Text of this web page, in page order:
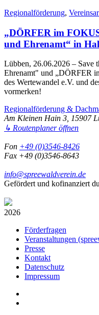
Regionalförderung,
„DÖRFER im
und Ehrenamt“ in
Lübben, 26.06.2026 – Save
Ehrenamt" und „DÖRFER
des Wertewandel e.V. und
vormerken!
Regionalförderung &
Am Kleinen Hain 3, 15907
↳ Routenplaner öffnen
Fon +49 (0)3546-8426
Fax +49 (0)3546-8643
info@spreewaldverein.de
Gefördert und kofinanziert
2026
Förderfragen
Veranstaltungen
Presse
Kontakt
Datenschutz
Impressum